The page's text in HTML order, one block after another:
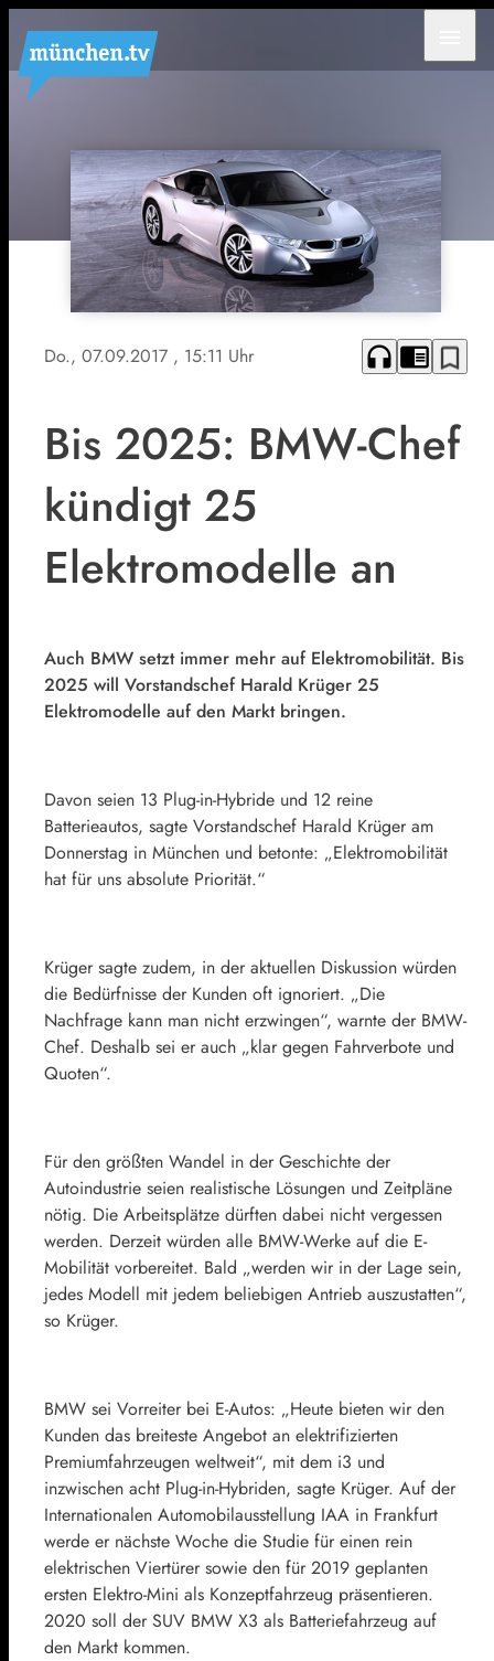
Do., 07.09.2017 , 15:11 Uhr headphones chrome_reader_mode bookmark_border
Bis 2025: BMW-Chef
kündigt 25
Elektromodelle an
Auch BMW setzt immer mehr auf Elektromobilität. Bis
2025 will Vorstandschef Harald Krüger 25
Elektromodelle auf den Markt bringen.
Davon seien 13 Plug-in-Hybride und 12 reine
Batterieautos, sagte Vorstandschef Harald Krüger am
Donnerstag in München und betonte: „Elektromobilität
hat für uns absolute Priorität.“
Krüger sagte zudem, in der aktuellen Diskussion würden
die Bedürfnisse der Kunden oft ignoriert. „Die
Nachfrage kann man nicht erzwingen“, warnte der BMW-
Chef. Deshalb sei er auch „klar gegen Fahrverbote und
Quoten“.
Für den größten Wandel in der Geschichte der
Autoindustrie seien realistische Lösungen und Zeitpläne
nötig. Die Arbeitsplätze dürften dabei nicht vergessen
werden. Derzeit würden alle BMW-Werke auf die E-
Mobilität vorbereitet. Bald „werden wir in der Lage sein,
jedes Modell mit jedem beliebigen Antrieb auszustatten“,
so Krüger.
BMW sei Vorreiter bei E-Autos: „Heute bieten wir den
Kunden das breiteste Angebot an elektrifizierten
Premiumfahrzeugen weltweit“, mit dem i3 und
inzwischen acht Plug-in-Hybriden, sagte Krüger. Auf der
Internationalen Automobilausstellung IAA in Frankfurt
werde er nächste Woche die Studie für einen rein
elektrischen Viertürer sowie den für 2019 geplanten
ersten Elektro-Mini als Konzeptfahrzeug präsentieren.
2020 soll der SUV BMW X3 als Batteriefahrzeug auf
den Markt kommen.